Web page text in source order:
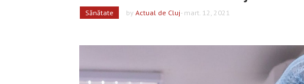
Sănătate byActual de Cluj- mart. 12, 2021